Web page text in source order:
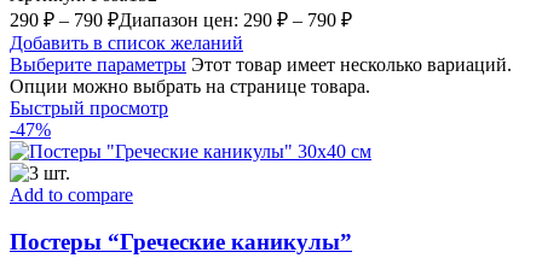
290 ₽ – 790 ₽Диапазон цен: 290 ₽ – 790 ₽
Добавить в список желаний
Выберите параметры Этот товар имеет несколько вариаций.
Опции можно выбрать на странице товара.
Быстрый просмотр
-47%
Add to compare
Постеры “Греческие каникулы”